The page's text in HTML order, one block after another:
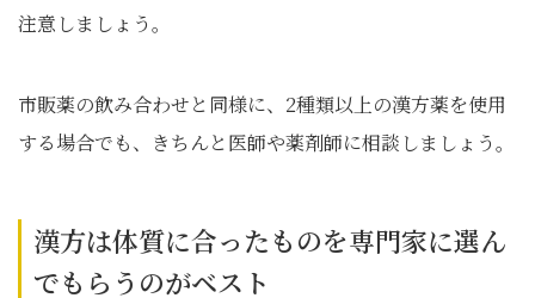
注意しましょう。
市販薬の飲み合わせと同様に、2種類以上の漢方薬を使用
する場合でも、きちんと医師や薬剤師に相談しましょう。
漢方は体質に合ったものを専門家に選ん
でもらうのがベスト